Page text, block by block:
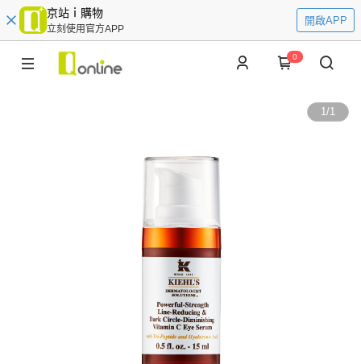
京站ｉ購物
立刻使用官方APP
開啟APP
0
1/1